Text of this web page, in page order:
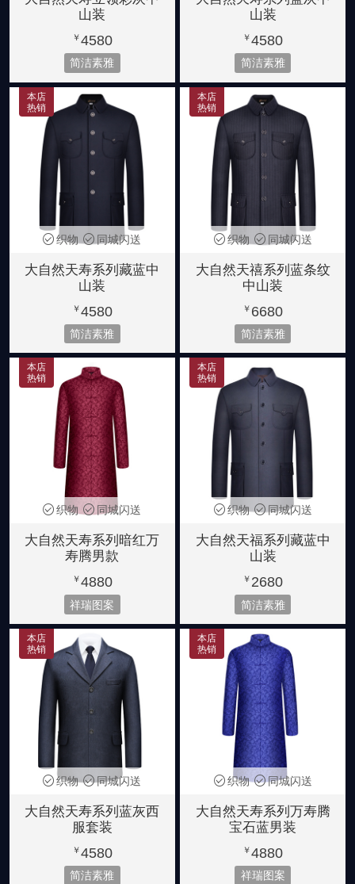
山装
￥4580
简洁素雅
山装
￥4580
简洁素雅
本店
热销
织物 同城闪送
大自然天寿系列藏蓝中
山装
￥4580
简洁素雅
本店
热销
织物 同城闪送
大自然天禧系列蓝条纹
中山装
￥ 6680
简洁素雅
本店
热销
织物 同城闪送
大自然天寿系列暗红万
寿腾男款
￥4880
祥瑞图案
本店
热销
织物 同城闪送
大自然天福系列藏蓝中
山装
￥ 2680
简洁素雅
本店
热销
织物 同城闪送
大自然天寿系列蓝灰西
服套装
￥4580
简洁素雅
本店
热销
织物 同城闪送
大自然天寿系列万寿腾
宝石蓝男装
￥4880
祥瑞图案